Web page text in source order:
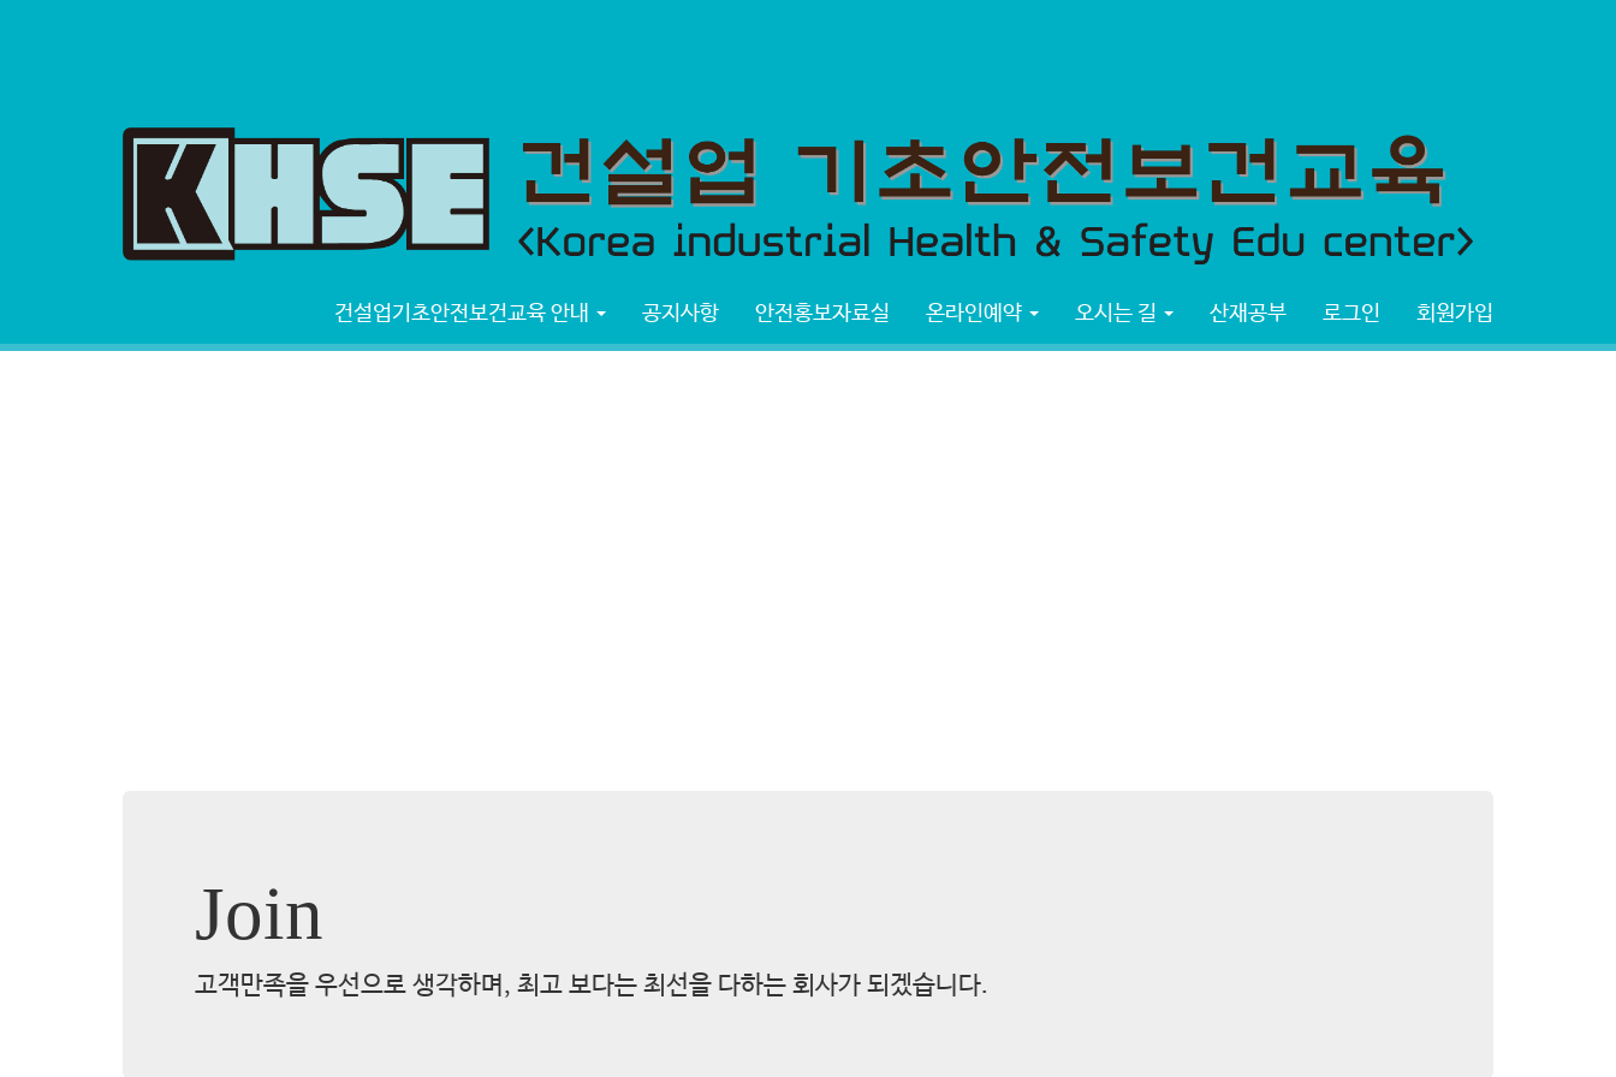
건설업기초안전보건교육 안내 공지사항 안전홍보자료실 온라인예약 오시는 길 산재공부 로그인 회원가입
Join
고객만족을 우선으로 생각하며, 최고 보다는 최선을 다하는 회사가 되겠습니다.